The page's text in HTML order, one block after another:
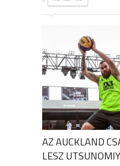
AZ AUCKLAND
LESZ